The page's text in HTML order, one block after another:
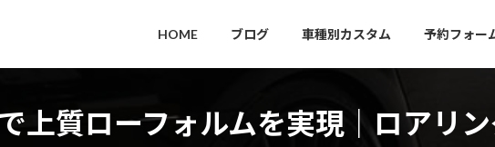
HOME ブログ 車種別カスタム 予約フォー
上質ローフォルムを実現｜ロアリ